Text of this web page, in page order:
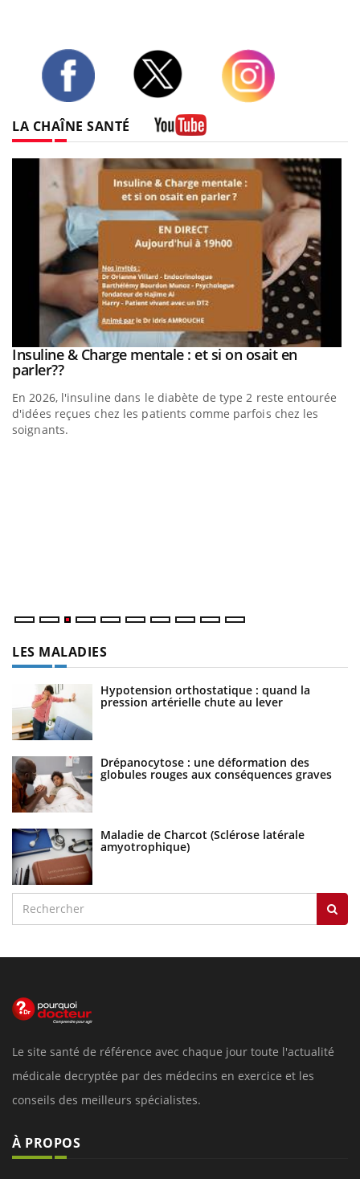
LA CHAÎNE SANTÉ
Youtube
Insuline & Charge mentale : et si on osait en
parler??Youtube
En 2026, l'insuline dans le diabète de type 2 reste entourée
d'idées reçues chez les patients comme parfois chez les
soignants.
LES MALADIES
Hypotension orthostatique : quand la
pression artérielle chute au lever
Drépanocytose : une déformation des
globules rouges aux conséquences graves
Maladie de Charcot (Sclérose latérale
amyotrophique)
Le site santé de référence avec chaque jour toute l'actualité
médicale decryptée par des médecins en exercice et les
conseils des meilleurs spécialistes.
À PROPOS